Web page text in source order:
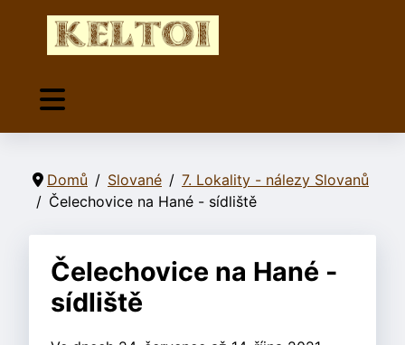
Domů Slované
7. Lokality - nálezy Slovanů
Čelechovice na Hané - sídliště
Čelechovice na Hané -
sídliště